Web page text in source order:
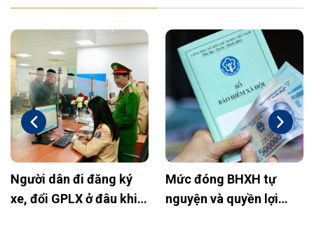
Người dân đi đăng ký
xe, đổi GPLX ở đâu khi
Mức đóng BHXH tự
nguyện và quyền lợi